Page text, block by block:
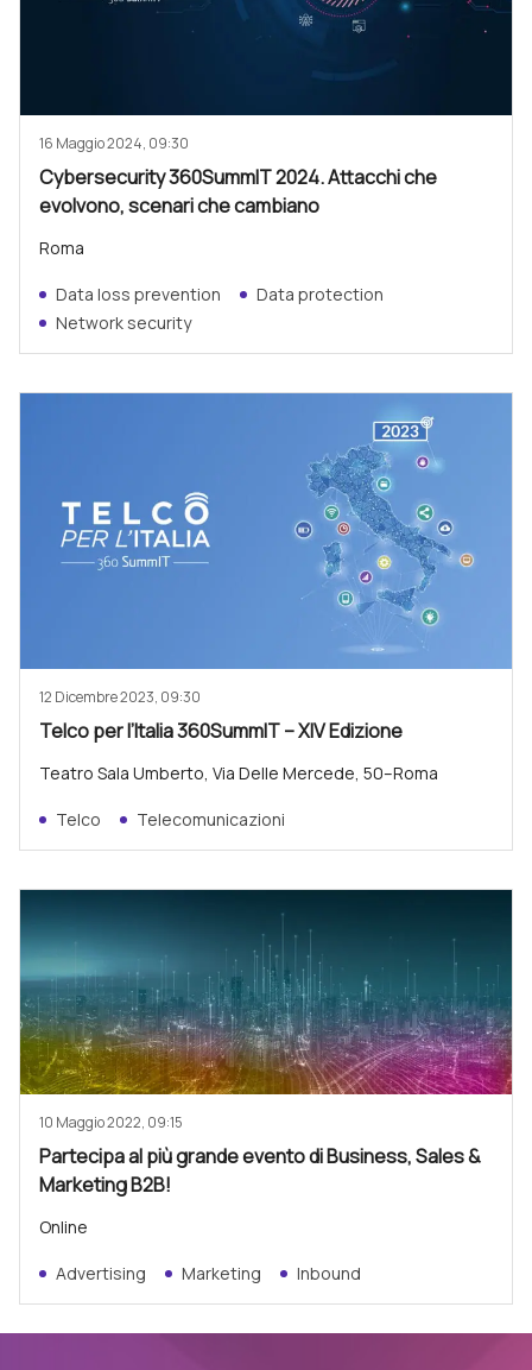
16 Maggio 2024, 09:30
Cybersecurity 360SummIT 2024. Attacchi che
evolvono, scenari che cambiano
Roma
Data loss prevention
Data protection
Network security
12 Dicembre 2023, 09:30
Telco per l’Italia 360SummIT – XIV Edizione
Teatro Sala Umberto, Via Delle Mercede, 50–Roma
Telco Telecomunicazioni
10 Maggio 2022, 09:15
Partecipa al più grande evento di Business, Sales &
Marketing B2B!
Online
Advertising Marketing Inbound